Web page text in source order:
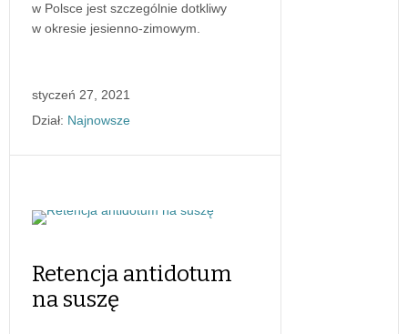
w Polsce jest szczególnie dotkliwy
w okresie jesienno-zimowym.
styczeń 27, 2021
Dział: Najnowsze
Retencja antidotum
na suszę